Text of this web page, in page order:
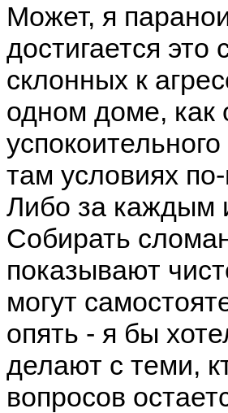
Может, я
достигается
склонных к
одном доме, как
там условиях
Либо за каждым
Собирать
показывают
могут
опять - я бы
делают с теми,
вопросов